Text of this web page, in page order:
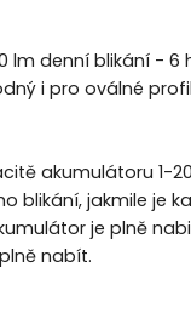
lm denní blikání - 6
i pro oválné
akumulátoru 1-
jakmile je
je plně
nabít.